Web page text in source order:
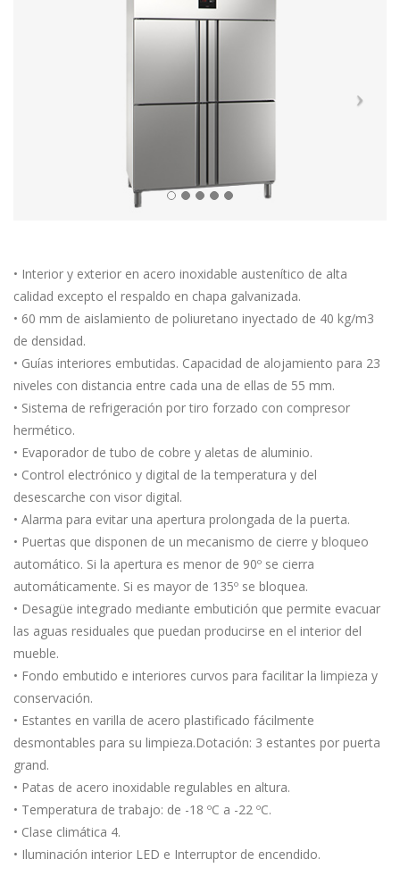
• Interior y exterior en acero inoxidable austenítico de alta
calidad excepto el respaldo en chapa galvanizada.
• 60 mm de aislamiento de poliuretano inyectado de 40 kg/m3
de densidad.
• Guías interiores embutidas. Capacidad de alojamiento para 23
niveles con distancia entre cada una de ellas de 55 mm.
• Sistema de refrigeración por tiro forzado con compresor
hermético.
• Evaporador de tubo de cobre y aletas de aluminio.
• Control electrónico y digital de la temperatura y del
desescarche con visor digital.
• Alarma para evitar una apertura prolongada de la puerta.
• Puertas que disponen de un mecanismo de cierre y bloqueo
automático. Si la apertura es menor de 90º se cierra
automáticamente. Si es mayor de 135º se bloquea.
• Desagüe integrado mediante embutición que permite evacuar
las aguas residuales que puedan producirse en el interior del
mueble.
• Fondo embutido e interiores curvos para facilitar la limpieza y
conservación.
• Estantes en varilla de acero plastificado fácilmente
desmontables para su limpieza.Dotación: 3 estantes por puerta
grand.
• Patas de acero inoxidable regulables en altura.
• Temperatura de trabajo: de -18 ºC a -22 ºC.
• Clase climática 4.
• Iluminación interior LED e Interruptor de encendido.